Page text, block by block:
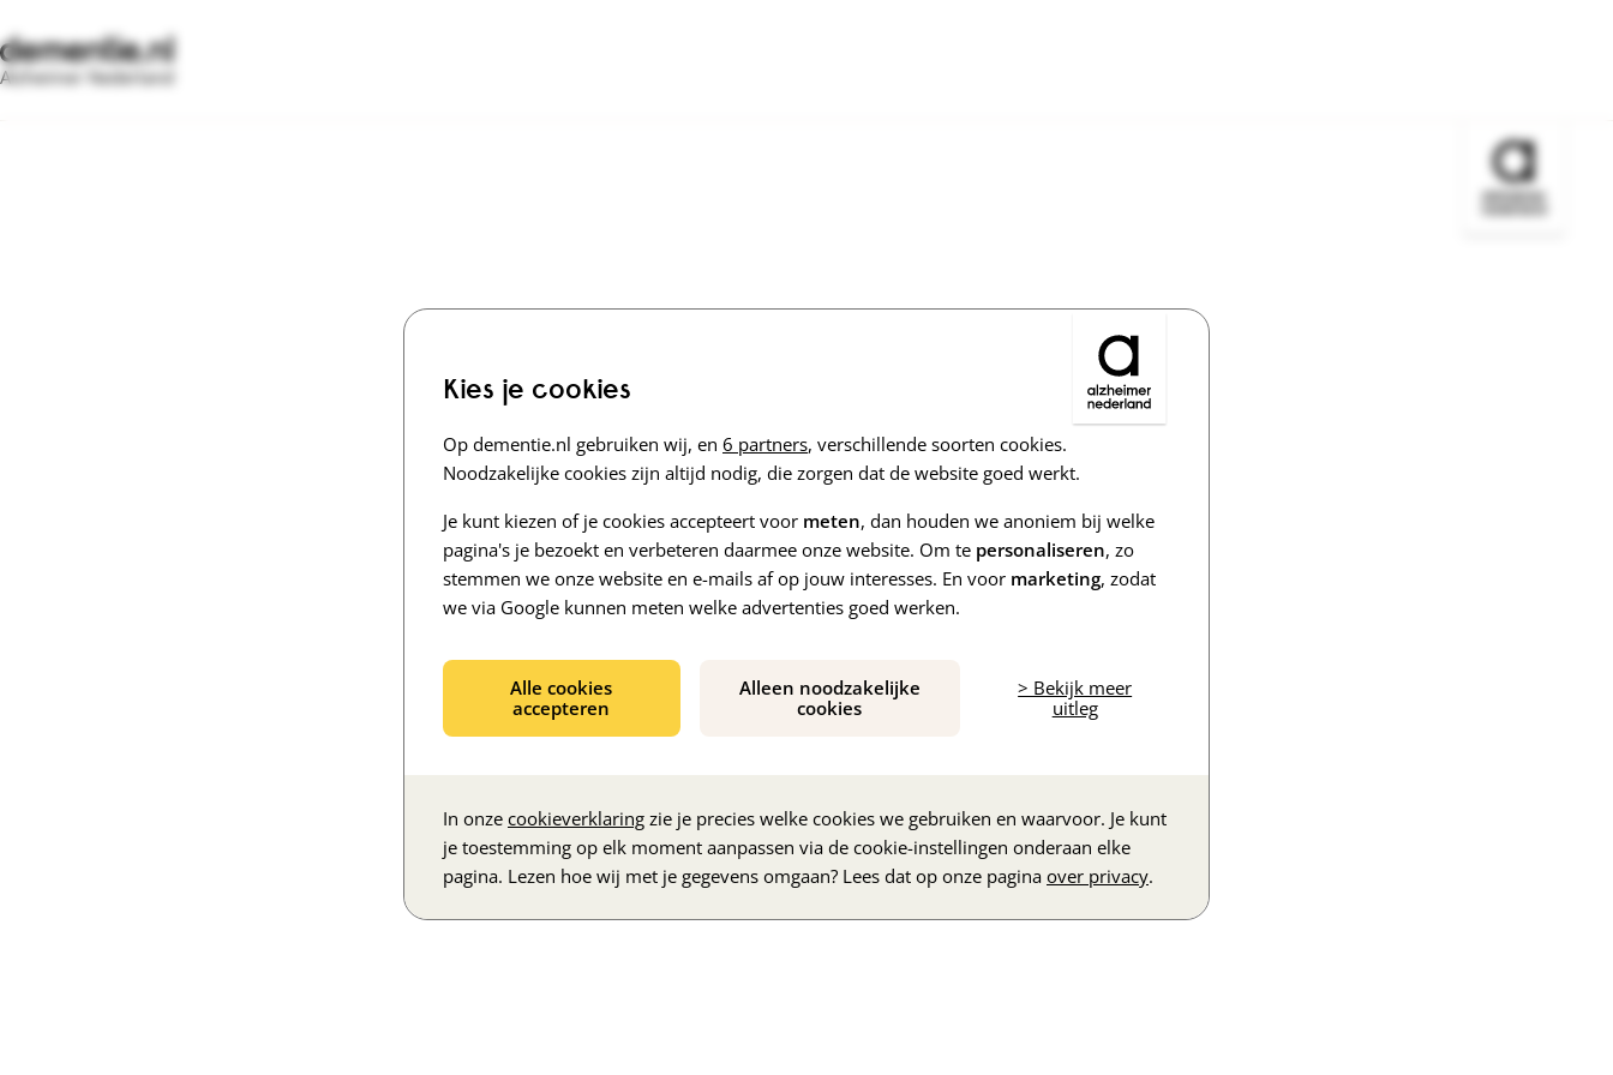
Kies je cookies
Op dementie.nl gebruiken wij, en 6 partners, verschillende soorten cookies.
Noodzakelijke cookies zijn altijd nodig, die zorgen dat de website goed werkt.
Je kunt kiezen of je cookies accepteert voor meten, dan houden we anoniem bij welke
pagina's je bezoekt en verbeteren daarmee onze website. Om te personaliseren, zo
stemmen we onze website en e-mails af op jouw interesses. En voor marketing, zodat
we via Google kunnen meten welke advertenties goed werken.
Alle cookies
accepteren
Alleen noodzakelijke
cookies
> Bekijk meer
uitleg
In onze cookieverklaring zie je precies welke cookies we gebruiken en waarvoor. Je kunt
je toestemming op elk moment aanpassen via de cookie-instellingen onderaan elke
pagina. Lezen hoe wij met je gegevens omgaan? Lees dat op onze pagina over privacy.
Alzheimer Nederland
Bezoek de